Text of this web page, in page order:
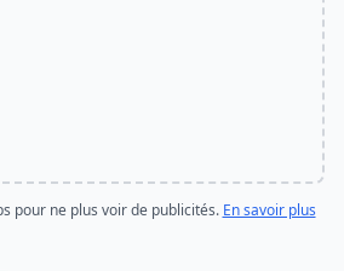
pour ne plus voir de publicités. En savoir plus